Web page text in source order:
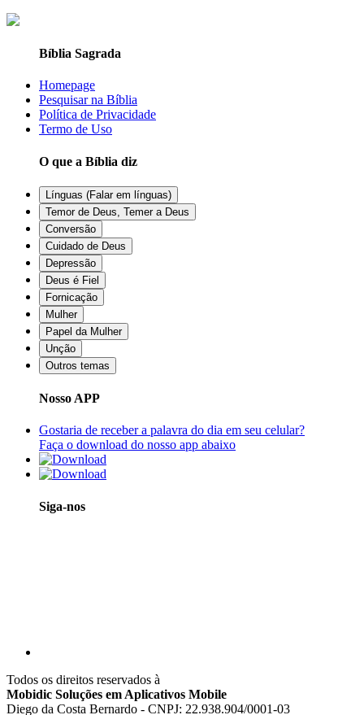
Bíblia Sagrada
Homepage
Pesquisar na Bíblia
Política de Privacidade
Termo de Uso
O que a Bíblia diz
Línguas (Falar em línguas)
Temor de Deus, Temer a Deus
Conversão
Cuidado de Deus
Depressão
Deus é Fiel
Fornicação
Mulher
Papel da Mulher
Unção
Outros temas
Nosso APP
Gostaria de receber a palavra do dia em seu celular?
Faça o download do nosso app abaixo
Siga-nos
Todos os direitos reservados à
Mobidic Soluções em Aplicativos Mobile
Diego da Costa Bernardo - CNPJ: 22.938.904/0001-03